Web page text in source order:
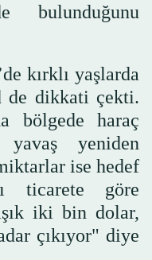
bulunduğunu
kırklı yaşlarda
de dikkati çekti.
bölgede haraç
yavaş yeniden
ise hedef
ticarete göre
iki bin dolar,
çıkıyor" diye